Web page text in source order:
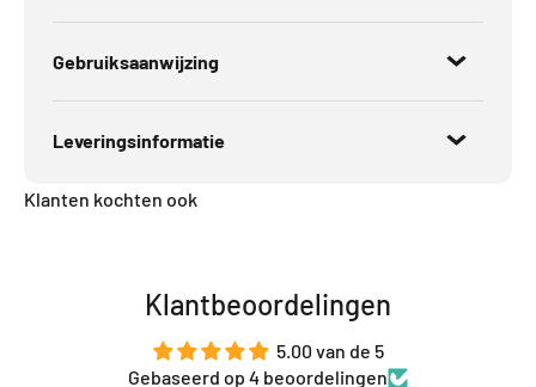
Gebruiksaanwijzing
Leveringsinformatie
Klanten kochten ook
Klantbeoordelingen
5.00 van de 5
Gebaseerd op 4 beoordelingen